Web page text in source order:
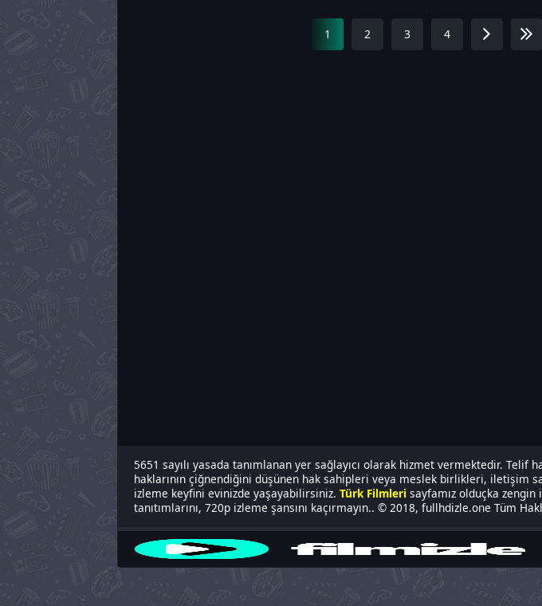
1 2 3 4
5651 sayılı yasada tanımlanan yer sağlayıcı olarak hizmet vermektedir. Telif
haklarının çiğnendiğini düşünen hak sahipleri veya meslek birlikleri, iletişim
izleme keyfini evinizde yaşayabilirsiniz. Türk Filmleri sayfamız olduçka
tanıtımlarını, 720p izleme şansını kaçırmayın.. © 2018, fullhdizle.one Tüm